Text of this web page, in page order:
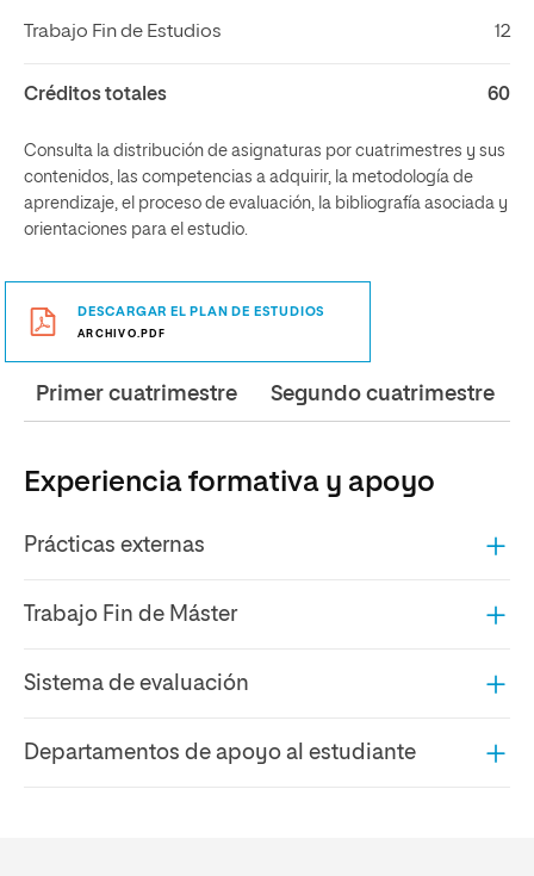
Trabajo Fin de Estudios 12
Créditos totales 60
Consulta la distribución de asignaturas por cuatrimestres y sus
contenidos, las competencias a adquirir, la metodología de
aprendizaje, el proceso de evaluación, la bibliografía asociada y
orientaciones para el estudio.
DESCARGAR EL PLAN DE ESTUDIOS
ARCHIVO.PDF
Primer cuatrimestre Segundo cuatrimestre
Experiencia formativa y apoyo
Prácticas externas
Trabajo Fin de Máster
Sistema de evaluación
Departamentos de apoyo al estudiante